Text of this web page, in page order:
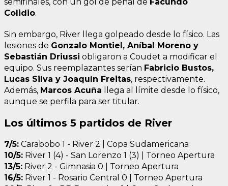
Colidio.
Sin embargo, River llega golpeado desde lo físico. Las
lesiones de Gonzalo Montiel, Aníbal Moreno y
Sebastián Driussi obligaron a Coudet a modificar el
equipo. Sus reemplazantes serían Fabricio Bustos,
Lucas Silva y Joaquín Freitas, respectivamente.
Además, Marcos Acuña llega al límite desde lo físico,
aunque se perfila para ser titular.
Los últimos 5 partidos de River
7/5: Carabobo 1 - River 2 | Copa Sudamericana
10/5: River 1 (4) - San Lorenzo 1 (3) | Torneo Apertura
13/5: River 2 - Gimnasia 0 | Torneo Apertura
16/5: River 1 - Rosario Central 0 | Torneo Apertura